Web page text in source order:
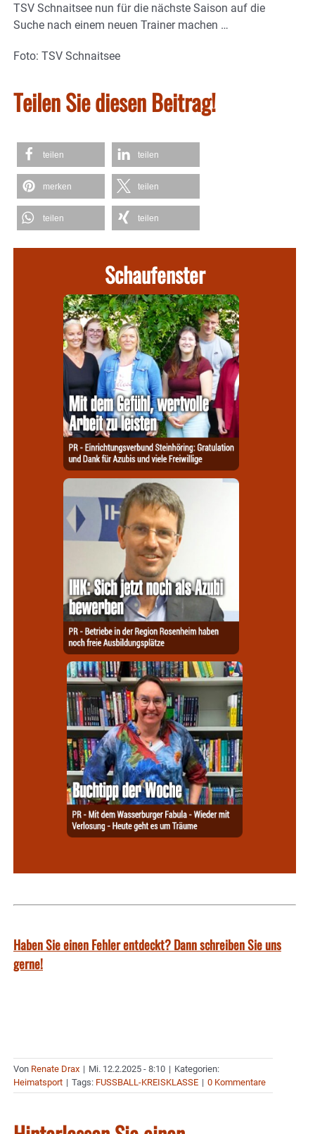
TSV Schnaitsee nun für die nächste Saison auf die
Suche nach einem neuen Trainer machen …
Foto: TSV Schnaitsee
Teilen Sie diesen Beitrag!
teilen teilen
merken teilen
teilen teilen
Schaufenster
Haben Sie einen Fehler entdeckt? Dann schreiben Sie uns
gerne!
Von Renate Drax | Mi. 12.2.2025 - 8:10 | Kategorien:
Heimatsport | Tags: FUSSBALL-KREISKLASSE | 0 Kommentare